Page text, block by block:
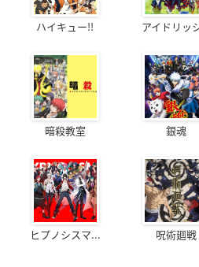
ハイキュー!! アイドリッ
暗殺教室 銀魂
ヒプノシスマ... 呪術廻戦